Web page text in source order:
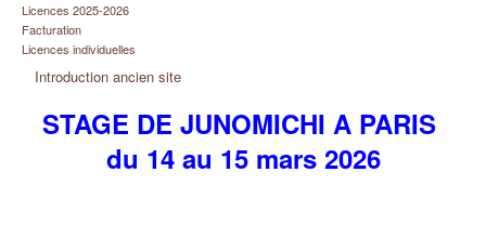
Licences 2025-2026
Facturation
Licences individuelles
Introduction ancien site
STAGE DE JUNOMICHI A PARIS
du 14 au 15 mars 2026